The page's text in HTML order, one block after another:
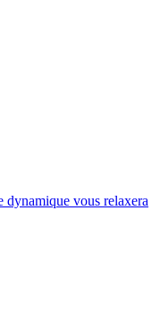
dynamique vous relaxera